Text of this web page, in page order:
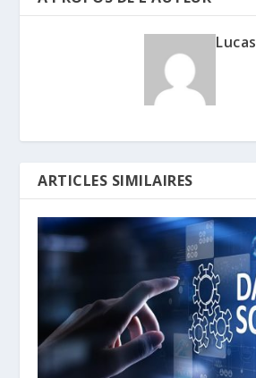
Lucas
ARTICLES SIMILAIRES